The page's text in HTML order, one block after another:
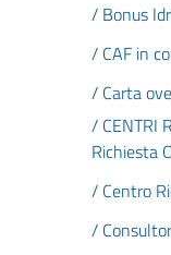
/ Bonus
/ CAF in
/ Carta
/ CENTRI
Richiesta
/ Centro
/